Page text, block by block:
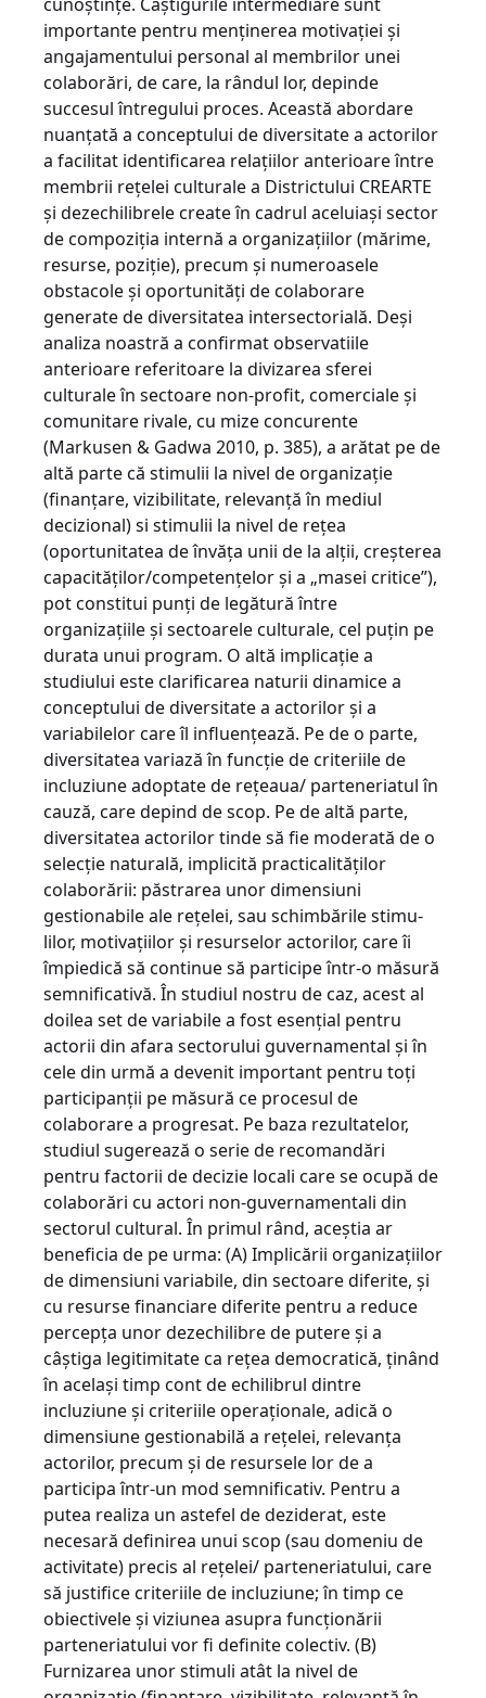
importante pentru menţinerea motivaţiei şi
angajamentului personal al membrilor unei
colaborări, de care, la rândul lor, depinde
succesul întregului proces. Această abordare
nuanţată a conceptului de diversitate a actorilor
a facilitat identificarea relaţiilor anterioare între
membrii reţelei culturale a Districtului CREARTE
şi dezechilibrele create în cadrul aceluiaşi sector
de compoziţia internă a organizaţiilor (mărime,
resurse, poziţie), precum şi numeroasele
obstacole şi oportunităţi de colaborare
generate de diversitatea intersectorială. Deşi
analiza noastră a confirmat observatiile
anterioare referitoare la divizarea sferei
culturale în sectoare non-profit, comerciale şi
comunitare rivale, cu mize concurente
(Markusen & Gadwa 2010, p. 385), a arătat pe de
altă parte că stimulii la nivel de organizaţie
(finanţare, vizibilitate, relevanţă în mediul
decizional) si stimulii la nivel de reţea
(oportunitatea de învăţa unii de la alţii, creşterea
capacităţilor/competenţelor şi a „masei critice”),
pot constitui punţi de legătură între
organizaţiile şi sectoarele culturale, cel puţin pe
durata unui program. O altă implicaţie a
studiului este clarificarea naturii dinamice a
conceptului de diversitate a actorilor şi a
variabilelor care îl influenţează. Pe de o parte,
diversitatea variază în funcţie de criteriile de
incluziune adoptate de reţeaua/ parteneriatul în
cauză, care depind de scop. Pe de altă parte,
diversitatea actorilor tinde să fie moderată de o
selecţie naturală, implicită practicalităţilor
colaborării: păstrarea unor dimensiuni
gestionabile ale reţelei, sau schimbările stimu­
lilor, motivaţiilor şi resurselor actorilor, care îi
împiedică să continue să participe într-o măsură
semnificativă. În studiul nostru de caz, acest al
doilea set de variabile a fost esenţial pentru
actorii din afara sectorului guvernamental şi în
cele din urmă a devenit important pentru toţi
participanţii pe măsură ce procesul de
colaborare a progresat. Pe baza rezultatelor,
studiul sugerează o serie de recomandări
pentru factorii de decizie locali care se ocupă de
colaborări cu actori non-guvernamentali din
sectorul cultural. În primul rând, aceştia ar
beneficia de pe urma: (A) Implicării organizaţiilor
de dimensiuni variabile, din sectoare diferite, şi
cu resurse financiare diferite pentru a reduce
percepţa unor dezechilibre de putere şi a
câştiga legitimitate ca reţea democratică, ţinând
în acelaşi timp cont de echilibrul dintre
incluziune şi criteriile operaţionale, adică o
dimensiune gestionabilă a reţelei, relevanţa
actorilor, precum şi de resursele lor de a
participa într-un mod semnificativ. Pentru a
putea realiza un astefel de deziderat, este
necesară definirea unui scop (sau domeniu de
activitate) precis al reţelei/ parteneriatului, care
să justifice criteriile de incluziune; în timp ce
obiectivele şi viziunea asupra funcţionării
parteneriatului vor fi definite colectiv. (B)
Furnizarea unor stimuli atât la nivel de